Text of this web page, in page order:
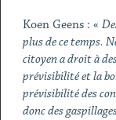
Koen Geens : «
plus de ce temps.
citoyen a droit à
prévisibilité et la
prévisibilité des
donc des